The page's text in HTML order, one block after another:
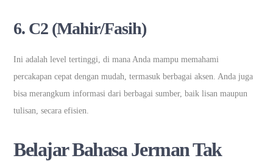
6. C2 (Mahir/Fasih)
Ini adalah level tertinggi, di mana Anda mampu memahami
percakapan cepat dengan mudah, termasuk berbagai aksen. Anda juga
bisa merangkum informasi dari berbagai sumber, baik lisan maupun
tulisan, secara efisien.
Belajar Bahasa Jerman Tak